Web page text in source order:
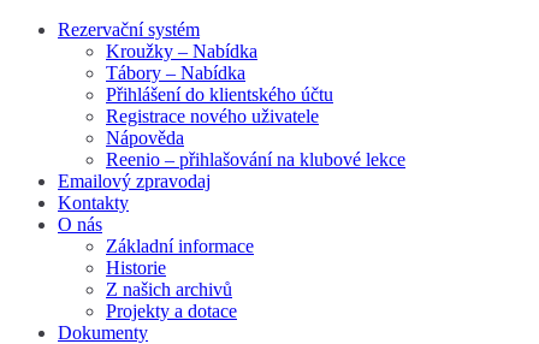
Rezervační systém
Kroužky – Nabídka
Tábory – Nabídka
Přihlášení do klientského účtu
Registrace nového uživatele
Nápověda
Reenio – přihlašování na klubové lekce
Emailový zpravodaj
Kontakty
O nás
Základní informace
Historie
Z našich archivů
Projekty a dotace
Dokumenty